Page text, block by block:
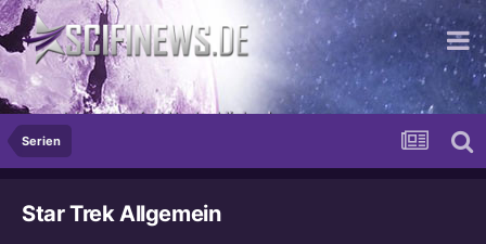
...und dann passiert Unglaubliches!
Serien
Star Trek Allgemein